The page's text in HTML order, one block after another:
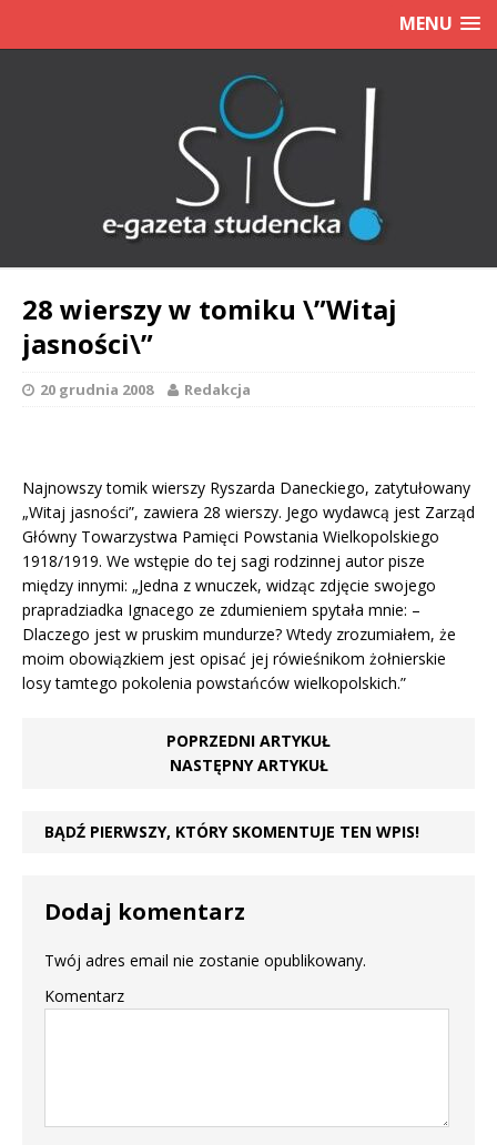
MENU
28 wierszy w tomiku \”Witaj
jasności\”
20 grudnia 2008 Redakcja
Najnowszy tomik wierszy Ryszarda Daneckiego, zatytułowany
„Witaj jasności”, zawiera 28 wierszy. Jego wydawcą jest Zarząd
Główny Towarzystwa Pamięci Powstania Wielkopolskiego
1918/1919. We wstępie do tej sagi rodzinnej autor pisze
między innymi: „Jedna z wnuczek, widząc zdjęcie swojego
prapradziadka Ignacego ze zdumieniem spytała mnie: –
Dlaczego jest w pruskim mundurze? Wtedy zrozumiałem, że
moim obowiązkiem jest opisać jej rówieśnikom żołnierskie
losy tamtego pokolenia powstańców wielkopolskich.”
POPRZEDNI ARTYKUŁ
NASTĘPNY ARTYKUŁ
BĄDŹ PIERWSZY, KTÓRY SKOMENTUJE TEN WPIS!
Dodaj komentarz
Twój adres email nie zostanie opublikowany.
Komentarz